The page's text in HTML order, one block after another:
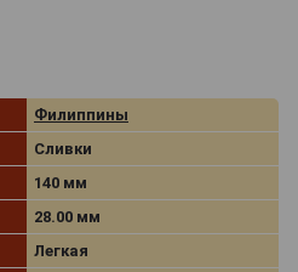
Филиппины
Сливки
140 мм
28.00 мм
Легкая